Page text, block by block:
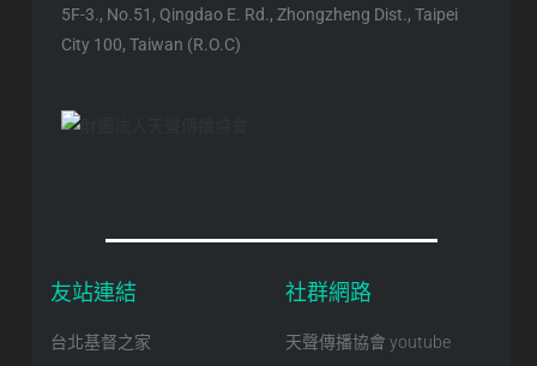
5F-3., No.51, Qingdao E. Rd., Zhongzheng Dist., Taipei
City 100, Taiwan (R.O.C)
友站連結
台北基督之家
社群網路
天聲傳播協會 youtube